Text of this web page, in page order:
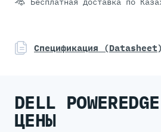
Спецификация (Datasheet)
DELL
ЦЕНЫ